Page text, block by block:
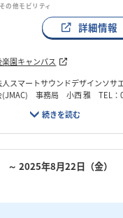
の他モビリティ
詳細情報
園キャンパス
スマートサウンドデザインソサ
(JMAC) 事務局 小西 雅 TEL：
～ 2025年8月22日（金）